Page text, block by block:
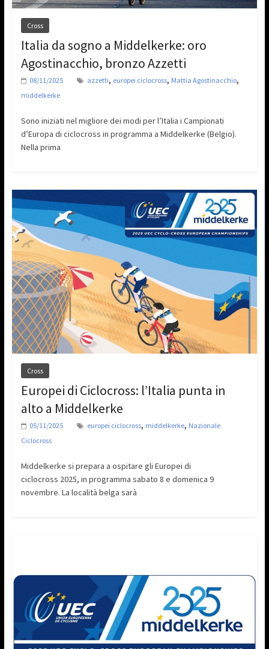
Cross
Italia da sogno a Middelkerke: oro
Agostinacchio, bronzo Azzetti
08/11/2025 azzetti, europei ciclocross, Mattia Agostinacchio,
middelkerke
Sono iniziati nel migliore dei modi per l’Italia i Campionati
d’Europa di ciclocross in programma a Middelkerke (Belgio).
Nella prima
Cross
Europei di Ciclocross: l’Italia punta in
alto a Middelkerke
05/11/2025 europei ciclocross, middelkerke, Nazionale
Ciclocross
Middelkerke si prepara a ospitare gli Europei di
ciclocross 2025, in programma sabato 8 e domenica 9
novembre. La località belga sarà